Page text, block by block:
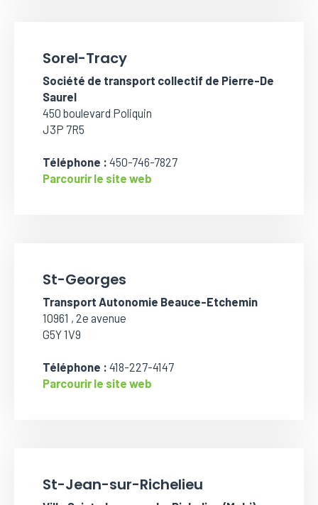
Sorel-Tracy
Société de transport collectif de Pierre-De
Saurel
450 boulevard Poliquin
J3P 7R5
Téléphone : 450-746-7827
Parcourir le site web
St-Georges
Transport Autonomie Beauce-Etchemin
10961 , 2e avenue
G5Y 1V9
Téléphone : 418-227-4147
Parcourir le site web
St-Jean-sur-Richelieu